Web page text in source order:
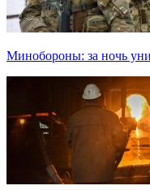
Минобороны: за ночь